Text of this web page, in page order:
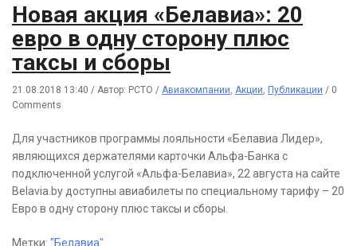
Новая акция «Белавиа»: 20
евро в одну сторону плюс
таксы и сборы
21.08.2018 13:40 / Автор: РСТО / Авиакомпании Акции Публикации / 0
Comments
Для участников программы лояльности «Белавиа Лидер»,
являющихся держателями карточки Альфа-Банка с
подключенной услугой «Альфа-Белавиа», 22 августа на сайте
Belavia.by доступны авиабилеты по специальному тарифу – 20
Евро в одну сторону плюс таксы и сборы.
Метки: "Белавиа"